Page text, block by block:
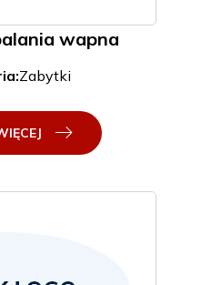
wapna
Zabytki